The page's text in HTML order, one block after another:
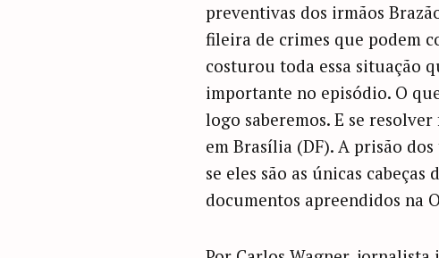
preventivas dos irmãos
fileira de crimes que podem
costurou toda essa situação
importante no episódio. O
logo saberemos. E se
em Brasília (DF). A prisão
se eles são as únicas
documentos apreendidos na